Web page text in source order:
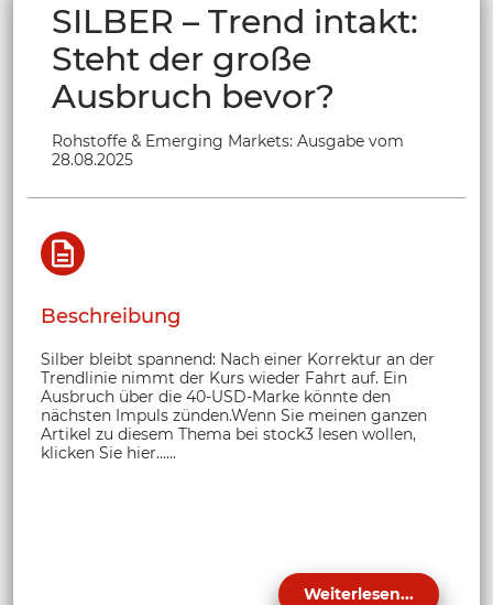
SILBER – Trend intakt:
Steht der große
Ausbruch bevor?
Rohstoffe & Emerging Markets: Ausgabe vom
28.08.2025
Beschreibung
Silber bleibt spannend: Nach einer Korrektur an der
Trendlinie nimmt der Kurs wieder Fahrt auf. Ein
Ausbruch über die 40-USD-Marke könnte den
nächsten Impuls zünden.Wenn Sie meinen ganzen
Artikel zu diesem Thema bei stock3 lesen wollen,
klicken Sie hier......
Weiterlesen...